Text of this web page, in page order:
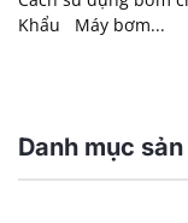
Khẩu Máy bơm...
Danh mục